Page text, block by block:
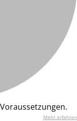
Mehr erfahren